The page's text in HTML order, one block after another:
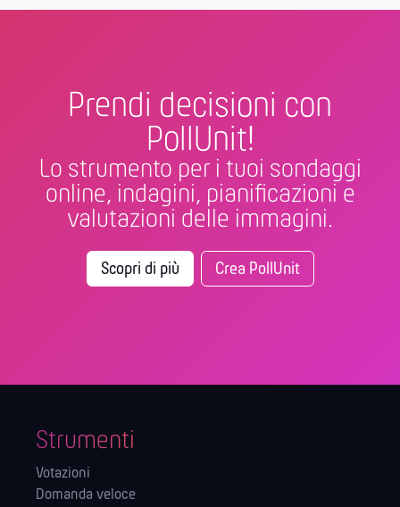
Prendi decisioni con
PollUnit!
Lo strumento per i tuoi sondaggi
online, indagini, pianificazioni e
valutazioni delle immagini.
Scopri di più Crea PollUnit
Strumenti
Votazioni
Domanda veloce